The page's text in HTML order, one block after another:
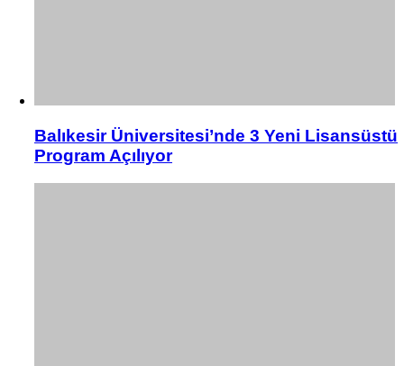
Balıkesir Üniversitesi’nde 3 Yeni Lisansüstü
Program Açılıyor